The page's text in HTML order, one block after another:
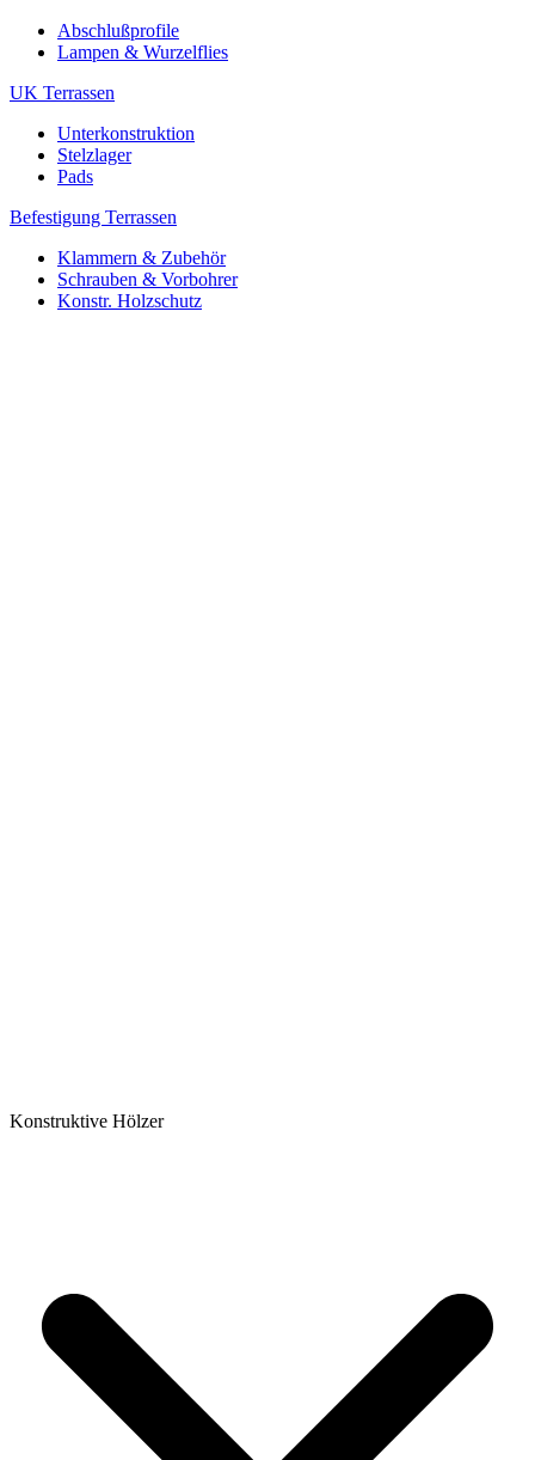
Abschlußprofile
Lampen & Wurzelflies
UK Terrassen
Unterkonstruktion
Stelzlager
Pads
Befestigung Terrassen
Klammern & Zubehör
Schrauben & Vorbohrer
Konstr. Holzschutz
Konstruktive Hölzer